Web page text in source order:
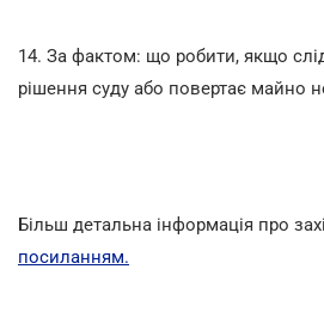
14. За фактом: що робити, якщо
рішення суду або повертає майно
Більш детальна інформація про
посиланням.